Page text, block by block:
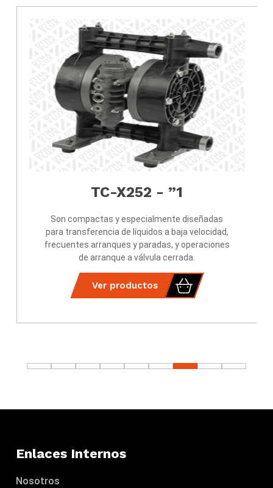
1” - TC-X252
Son compactas y especialmente diseñadas
para transferencia de líquidos a baja velocidad,
frecuentes arranques y paradas, y operaciones
de arranque a válvula cerrada.
Ver productos
Enlaces Internos
Nosotros